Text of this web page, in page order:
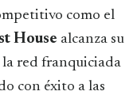
como el
House alcanza su
la red franquiciada
con éxito a las